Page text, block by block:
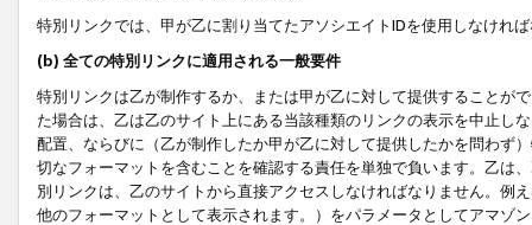
特別リンクでは、甲が乙に割り当てたアソシエイトIDを使用しなけれ
(b) 全ての特別リンクに適用される一般要件
特別リンクは乙が制作するか、または甲が乙に対して提供することが
た場合は、乙は乙のサイト上にある当該種類のリンクの表示を中止し
配置、ならびに（乙が制作したか甲が乙に対して提供したかを問わず
切なフォーマットを含むことを確認する責任を単独で負います。乙は
別リンクは、乙のサイトから直接アクセスしなければなりません。例
他のフォーマットとして表示されます。）をパラメータとしてアマゾ